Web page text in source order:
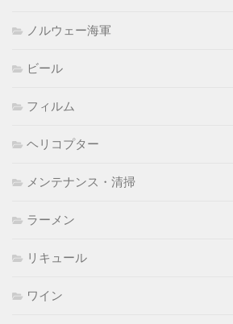
ノルウェー海軍
ビール
フィルム
ヘリコプター
メンテナンス・清掃
ラーメン
リキュール
ワイン